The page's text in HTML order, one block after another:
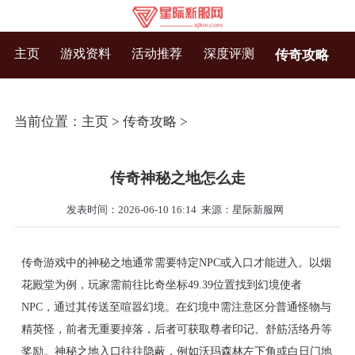
主页 游戏资料 活动推荐 深度评测 传奇攻略
当前位置： 主页> 传奇攻略 >
传奇神秘之地怎么走
发表时间：2026-06-10 16:14 来源：星际新服网
传奇游戏中的神秘之地通常需要特定NPC或入口才能进入。以烟
花殿堂为例，玩家需前往比奇坐标49.39位置找到幻境使者
NPC，通过其传送至喧嚣幻境。在幻境中需注意区分普通怪物与
精英怪，前者无重要掉落，后者可获取尊者印记、舒筋活络丹等
奖励。神秘之地入口往往隐蔽，例如沃玛森林左下角或白日门地